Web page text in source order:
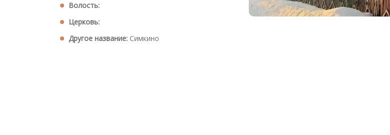
Волость:
Церковь:
Другое название: Симкино